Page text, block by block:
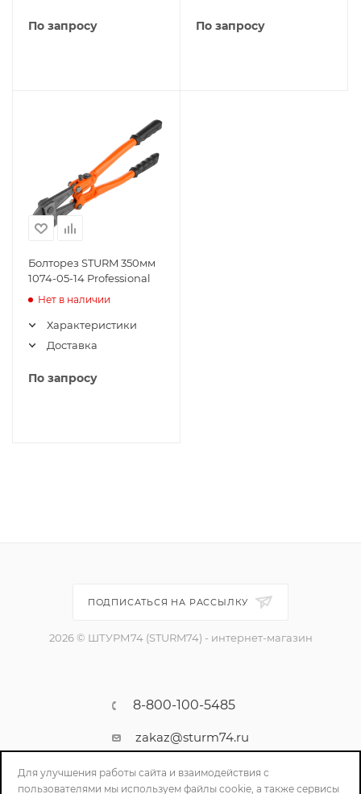
По запросу По запросу
Болторез STURM 350мм
1074-05-14 Professional
Нет в наличии
Характеристики
Доставка
По запросу
ПОДПИСАТЬСЯ НА РАССЫЛКУ
2026 © ШТУРМ74 (STURM74) - интернет-магазин
8-800-100-5485
zakaz@sturm74.ru
г. Челябинск, ул. Стартовая 34/1
Для улучшения работы сайта и взаимодействия с
пользователями мы используем файлы cookie, а также сервисы